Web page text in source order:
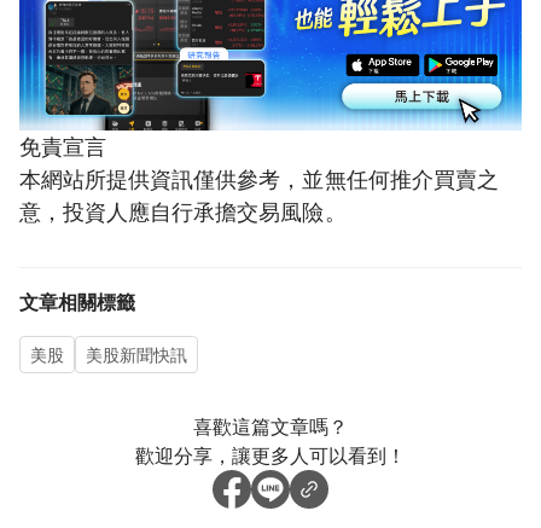
免責宣言
本網站所提供資訊僅供參考，並無任何推介買賣之
意，投資人應自行承擔交易風險。
文章相關標籤
美股 美股新聞快訊
喜歡這篇文章嗎？
歡迎分享，讓更多人可以看到！